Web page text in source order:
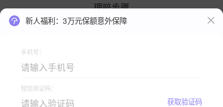
理赔步骤
新人福利：3万元保额意外保障
手机号：
短信验证码：
获取验证码